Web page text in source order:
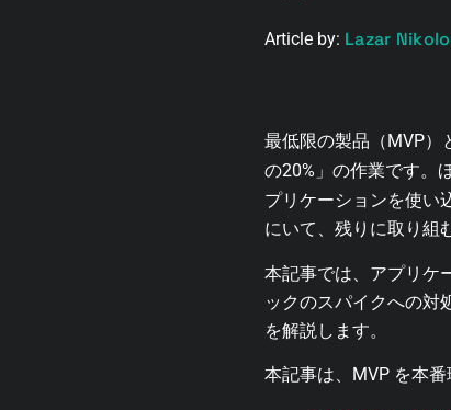
Article by: Lazar
最低限の製品（MVP）
の20%」の作業です。
プリケーションを使い
にいて、残りに取り組
本記事では、アプリケ
ックのスパイクへの対
を解説します。
本記事は、MVP を本